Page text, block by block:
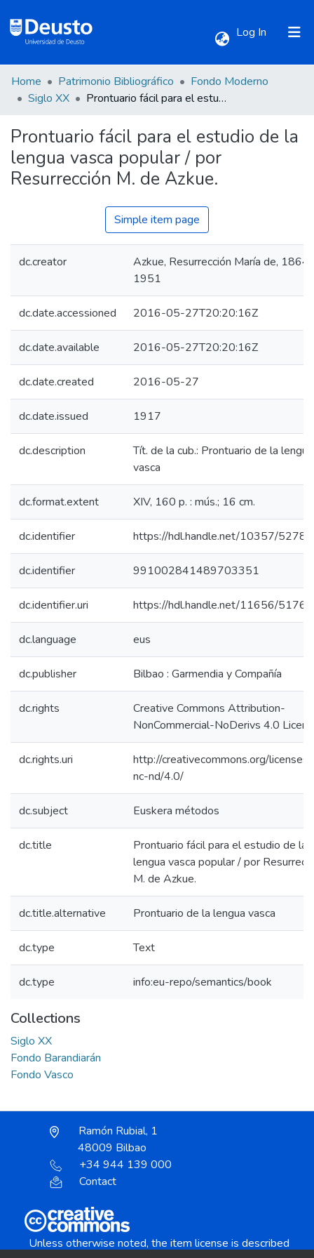
Log In (current)
Communities & Collections
All of DSpace
Statistics
Home Patrimonio Bibliográfico
Fondo Moderno
Siglo XX
Prontuario fácil para el estudio de la lengua vasca popular / por Resurrección M. de Azkue.
Prontuario fácil para el estudio de la
lengua vasca popular / por
Resurrección M. de Azkue.
Simple item page
dc.creator
Azkue, Resurrección María de, 1864-
1951
dc.date.accessioned 2016-05-27T20:20:16Z
dc.date.available 2016-05-27T20:20:16Z
dc.date.created 2016-05-27
dc.date.issued 1917
dc.description
Tít. de la cub.: Prontuario de la lengua
vasca
dc.format.extent XIV, 160 p. : mús.; 16 cm.
dc.identifier https://hdl.handle.net/10357/5278
dc.identifier 991002841489703351
dc.identifier.uri https://hdl.handle.net/11656/5176
dc.language eus
dc.publisher Bilbao : Garmendia y Compañía
dc.rights
Creative Commons Attribution-
NonCommercial-NoDerivs 4.0
dc.rights.uri
http://creativecommons.org/
nc-nd/4.0/
dc.subject Euskera métodos
dc.title
Prontuario fácil para el estudio de la
lengua vasca popular / por
M. de Azkue.
dc.title.alternative Prontuario de la lengua vasca
dc.type Text
dc.type info:eu-repo/semantics/book
Collections
Siglo XX
Fondo Barandiarán
Fondo Vasco
Ramón Rubial, 1
48009 Bilbao
+34 944 139 000
Contact
Unless otherwise noted, the item license is described